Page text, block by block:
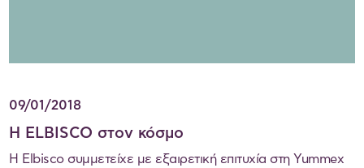
09/01/2018
Η ELBISCO στον κόσμο
Η Elbisco συμμετείχε με εξαιρετική επιτυχία στη Yummex